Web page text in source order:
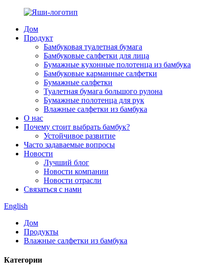
Дом
Продукт
Бамбуковая туалетная бумага
Бамбуковые салфетки для лица
Бумажные кухонные полотенца из бамбука
Бамбуковые карманные салфетки
Бумажные салфетки
Туалетная бумага большого рулона
Бумажные полотенца для рук
Влажные салфетки из бамбука
О нас
Почему стоит выбрать бамбук?
Устойчивое развитие
Часто задаваемые вопросы
Новости
Лучший блог
Новости компании
Новости отрасли
Связаться с нами
English
Дом
Продукты
Влажные салфетки из бамбука
Категории